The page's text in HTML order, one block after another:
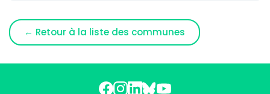
← Retour à la liste des communes